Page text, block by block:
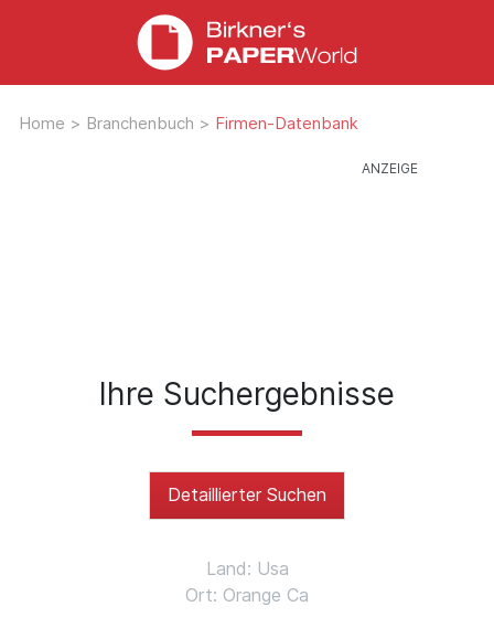
Home > Branchenbuch > Firmen-Datenbank
Ihre Suchergebnisse
Detaillierter Suchen
Land: Usa
Ort: Orange Ca